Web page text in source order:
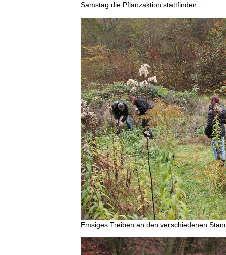
Samstag die Pflanzaktion stattfinden.
Emsiges Treiben an den verschiedenen